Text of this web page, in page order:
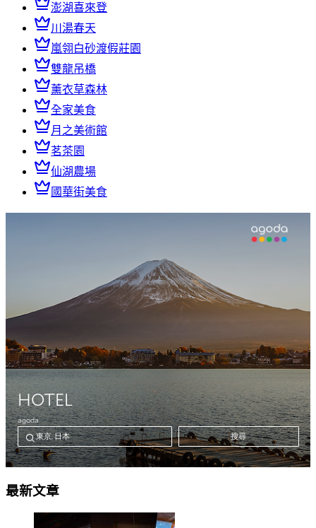
澎湖喜來登
川湯春天
嵐翎白砂渡假莊園
雙龍吊橋
薰衣草森林
全家美食
月之美術館
茗茶園
仙湖農場
國華街美食
最新文章